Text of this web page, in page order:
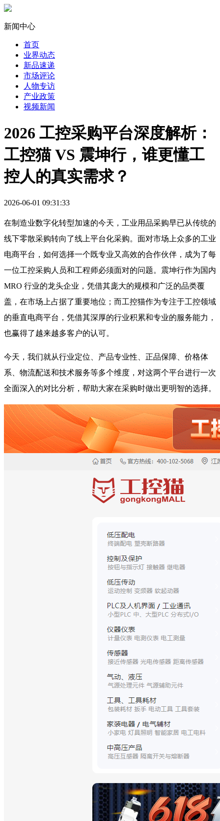
新闻中心
首页
业界动态
新品速递
市场评论
人物专访
产业政策
视频新闻
2026 工控采购平台深度解析：
工控猫 VS 震坤行，谁更懂工
控人的真实需求？
2026-06-01 09:31:33
在制造业数字化转型加速的今天，工业用品采购早已从传统的
线下零散采购转向了线上平台化采购。面对市场上众多的工业
电商平台，如何选择一个既专业又高效的合作伙伴，成为了每
一位工控采购人员和工程师必须面对的问题。震坤行作为国内
MRO 行业的龙头企业，凭借其庞大的规模和广泛的品类覆
盖，在市场上占据了重要地位；而工控猫作为专注于工控领域
的垂直电商平台，凭借其深厚的行业积累和专业的服务能力，
也赢得了越来越多客户的认可。
今天，我们就从行业定位、产品专业性、正品保障、价格体
系、物流配送和技术服务等多个维度，对这两个平台进行一次
全面深入的对比分析，帮助大家在采购时做出更明智的选择。